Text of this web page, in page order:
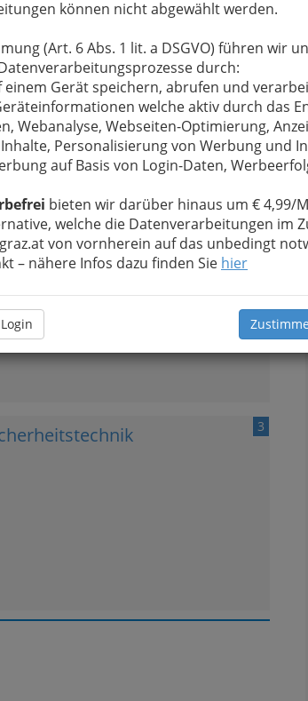
können nicht abgewählt werden.
(Art. 6 Abs. 1 lit. a DSGVO) führen wir
durch:
Gerät speichern, abrufen und
welche aktiv durch das
Webanalyse, Webseiten-Optimierung,
Personalisierung von Werbung und
auf Basis von Login-Daten,
bieten wir darüber hinaus um € 4,99/
welche die Datenverarbeitungen im
von vornherein auf das unbedingt
– nähere Infos dazu finden Sie hier
Login
Partner
dem netztechnischen Schwerpunkt
Ballungsgebieten. Mit unserem
3